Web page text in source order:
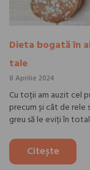
Dieta bogată în
tale
8 Aprilie 2024
Cu toții am auzit cel
precum și cât de
greu să le eviți în
Citește